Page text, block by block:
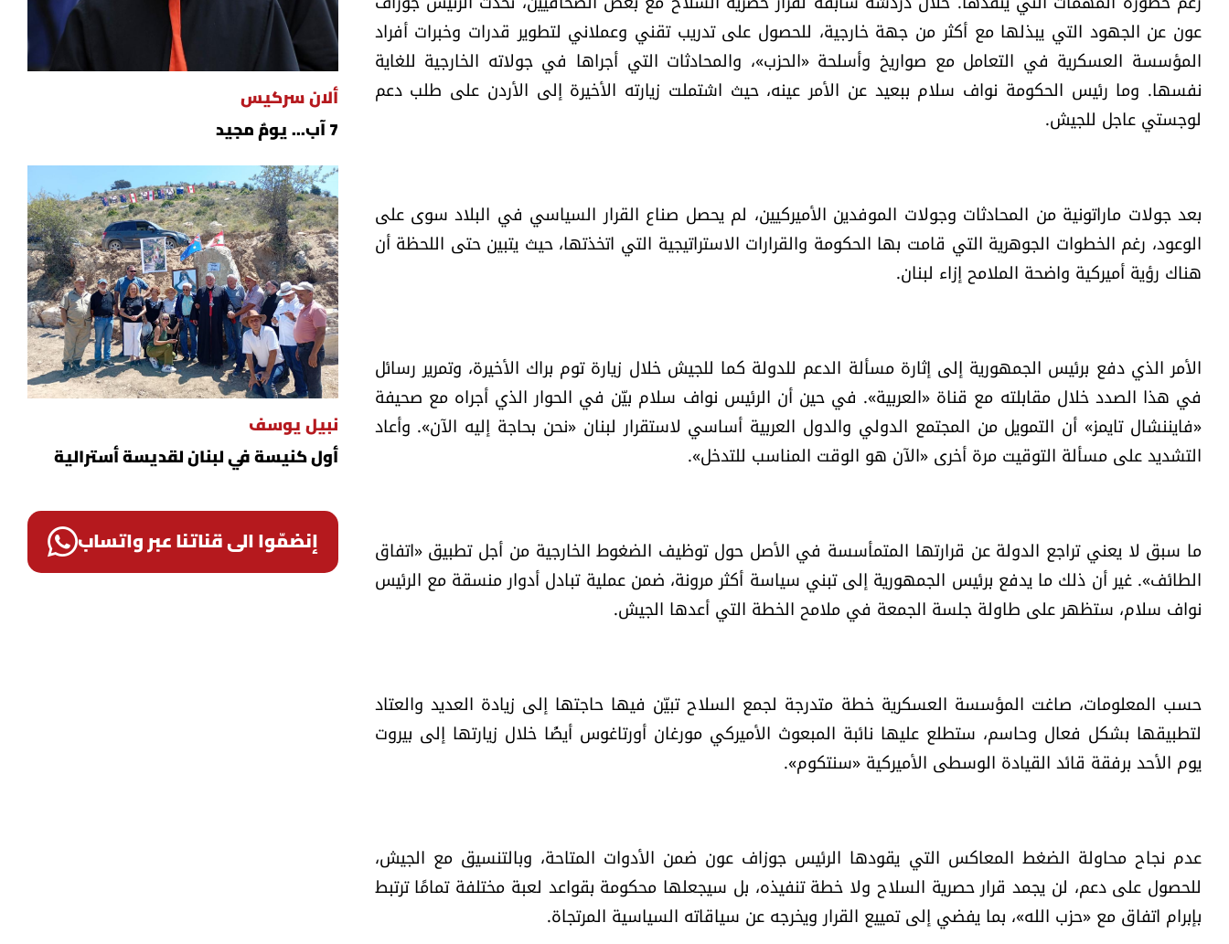
عون عن الجهود التي يبذلها مع أكثر من جهة خارجية، للحصول على تدريب تقني وعملاني لتطوير قدرات وخبرات أفراد
المؤسسة العسكرية في التعامل مع صواريخ وأسلحة «الحزب»، والمحادثات التي أجراها في جولاته الخارجية للغاية
نفسها. وما رئيس الحكومة نواف سلام ببعيد عن الأمر عينه، حيث اشتملت زيارته الأخيرة إلى الأردن على طلب دعم
لوجستي عاجل للجيش.
بعد جولات ماراتونية من المحادثات وجولات الموفدين الأميركيين، لم يحصل صناع القرار السياسي في البلاد سوى على
الوعود، رغم الخطوات الجوهرية التي قامت بها الحكومة والقرارات الاستراتيجية التي اتخذتها، حيث يتبين حتى اللحظة أن
هناك رؤية أميركية واضحة الملامح إزاء لبنان.
الأمر الذي دفع برئيس الجمهورية إلى إثارة مسألة الدعم للدولة كما للجيش خلال زيارة توم براك الأخيرة، وتمرير رسائل
في هذا الصدد خلال مقابلته مع قناة «العربية». في حين أن الرئيس نواف سلام بيّن في الحوار الذي أجراه مع صحيفة
«فايننشال تايمز» أن التمويل من المجتمع الدولي والدول العربية أساسي لاستقرار لبنان «نحن بحاجة إليه الآن». وأعاد
التشديد على مسألة التوقيت مرة أخرى «الآن هو الوقت المناسب للتدخل».
ما سبق لا يعني تراجع الدولة عن قرارتها المتمأسسة في الأصل حول توظيف الضغوط الخارجية من أجل تطبيق «اتفاق
الطائف». غير أن ذلك ما يدفع برئيس الجمهورية إلى تبني سياسة أكثر مرونة، ضمن عملية تبادل أدوار منسقة مع الرئيس
نواف سلام، ستظهر على طاولة جلسة الجمعة في ملامح الخطة التي أعدها الجيش.
حسب المعلومات، صاغت المؤسسة العسكرية خطة متدرجة لجمع السلاح تبيّن فيها حاجتها إلى زيادة العديد والعتاد
لتطبيقها بشكل فعال وحاسم، ستطلع عليها نائبة المبعوث الأميركي مورغان أورتاغوس أيضًا خلال زيارتها إلى بيروت
يوم الأحد برفقة قائد القيادة الوسطى الأميركية «سنتكوم».
عدم نجاح محاولة الضغط المعاكس التي يقودها الرئيس جوزاف عون ضمن الأدوات المتاحة، وبالتنسيق مع الجيش،
للحصول على دعم، لن يجمد قرار حصرية السلاح ولا خطة تنفيذه، بل سيجعلها محكومة بقواعد لعبة مختلفة تمامًا ترتبط
بإبرام اتفاق مع «حزب الله»، بما يفضي إلى تمييع القرار ويخرجه عن سياقاته السياسية المرتجاة.
ألان سركيس
7 آب... يومٌ مجيد
نبيل يوسف
أول كنيسة في لبنان لقديسة أسترالية
إنضمّوا الى قناتنا عبر واتساب